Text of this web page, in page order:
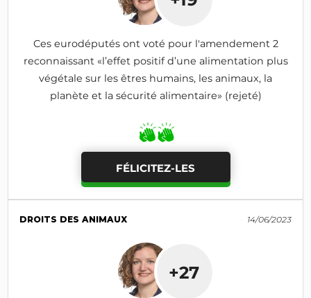
Ces eurodéputés ont voté pour l'amendement 2
reconnaissant «l’effet positif d’une alimentation plus
végétale sur les êtres humains, les animaux, la
planète et la sécurité alimentaire» (rejeté)
FÉLICITEZ-LES
DROITS DES ANIMAUX 14/06/2023
+27